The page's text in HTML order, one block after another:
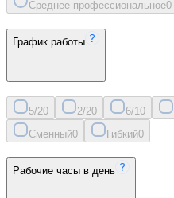
Среднее профессиональное0
График работы
5/20 2/20 6/10
Сменный0 Гибкий0
Рабочие часы в день